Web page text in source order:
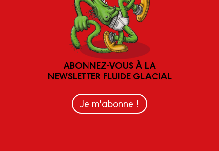
ABONNEZ-VOUS À LA
NEWSLETTER FLUIDE GLACIAL
Je m'abonne !